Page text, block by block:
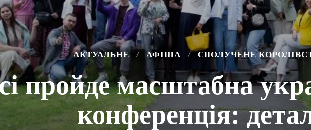
АКТУАЛЬНЕ АФІША СПОЛУЧЕНЕ
пройде масштабна
конференція: